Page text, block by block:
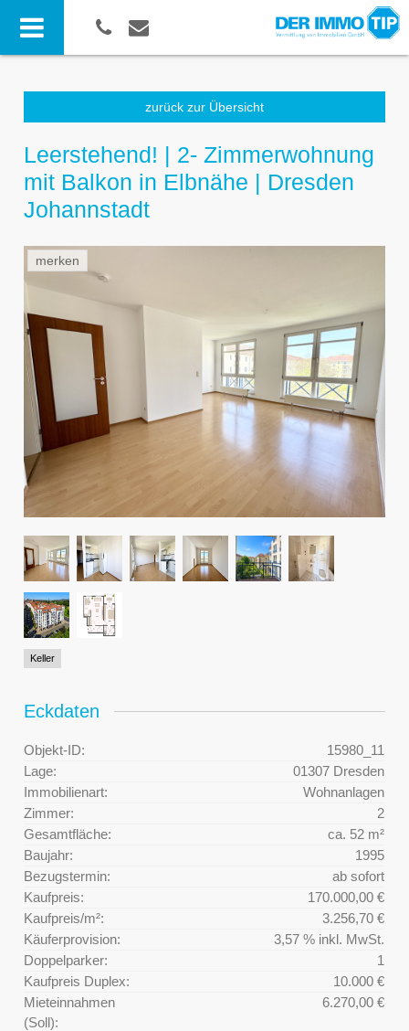
zurück zur Übersicht
Leerstehend! | 2- Zimmerwohnung
mit Balkon in Elbnähe | Dresden
Johannstadt
merken
Keller
Eckdaten
Objekt-ID:
15980_11
Lage:
01307 Dresden
Immobilienart:
Wohnanlagen
Zimmer:
2
Gesamtfläche:
ca. 52 m²
Baujahr:
1995
Bezugstermin:
ab sofort
Kaufpreis:
170.000,00 €
Kaufpreis/m²:
3.256,70 €
Käuferprovision:
3,57 % inkl. MwSt.
Doppelparker:
1
Kaufpreis Duplex:
10.000 €
Mieteinnahmen
(Soll):
6.270,00 €